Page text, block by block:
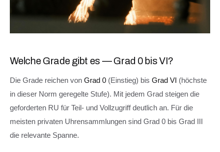
Welche Grade gibt es — Grad 0 bis VI?
Die Grade reichen vonGrad 0 (Einstieg) bisGrad VI (höchste
in dieser Norm geregelte Stufe). Mit jedem Grad steigen die
geforderten RU für Teil- und Vollzugriff deutlich an. Für die
meisten privaten Uhrensammlungen sind Grad 0 bis Grad III
die relevante Spanne.